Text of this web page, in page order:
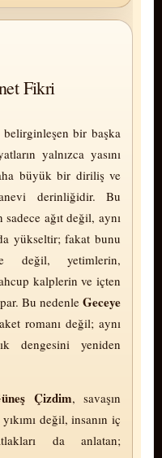
Fikri
belirginleşen bir başka
yalnızca yasını
büyük bir diriliş ve
derinliğidir. Bu
ağıt değil, aynı
yükseltir; fakat bunu
değil, yetimlerin,
kalplerin ve içten
Bu nedenleGe­ce­ye
romanı değil; aynı
dengesini yeniden
Çizdim, savaşın
değil, insanın iç
da anlatan;